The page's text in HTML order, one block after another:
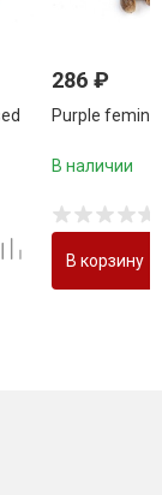
286 ₽
Purple
В наличии
В корзину